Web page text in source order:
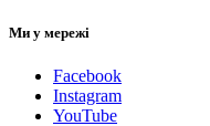
Ми у мережі
Facebook
Instagram
YouTube